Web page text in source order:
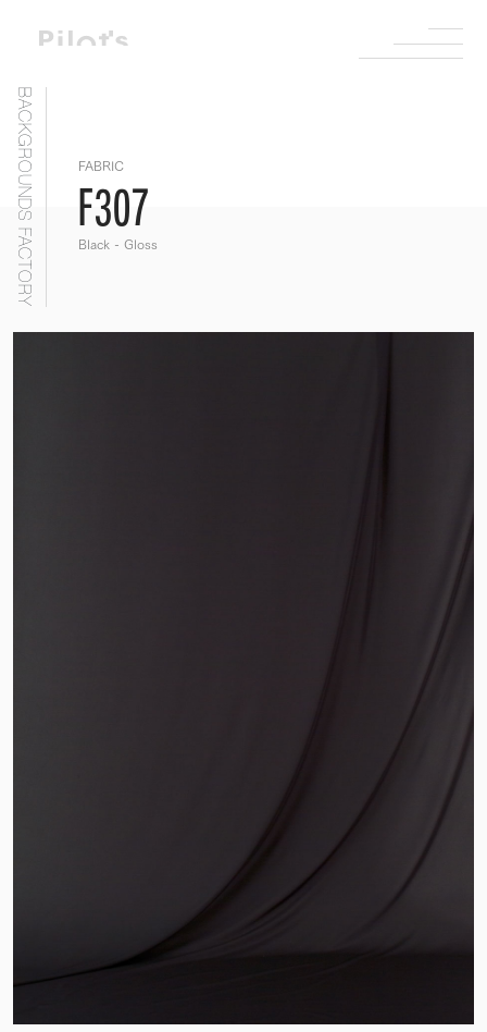
BACKGROUNDS FACTORY FABRIC
F307
Black - Gloss